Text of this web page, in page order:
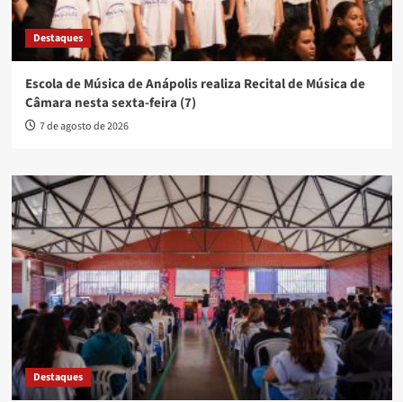
Destaques
Escola de Música de Anápolis realiza Recital de Música de
Câmara nesta sexta-feira (7)
7 de agosto de 2026
Destaques